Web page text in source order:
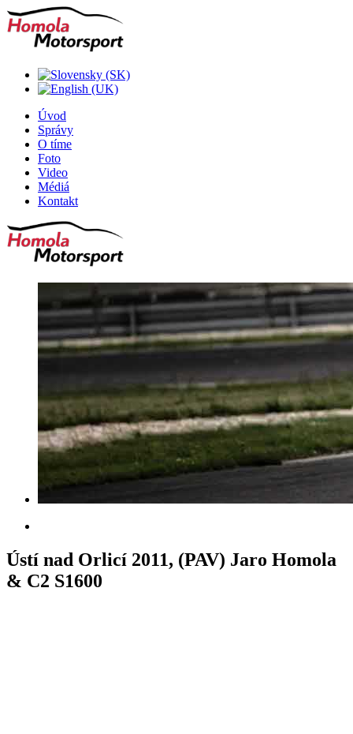
Úvod
Správy
O tíme
Foto
Video
Médiá
Kontakt
Ústí nad Orlicí 2011, (PAV) Jaro Homola
& C2 S1600